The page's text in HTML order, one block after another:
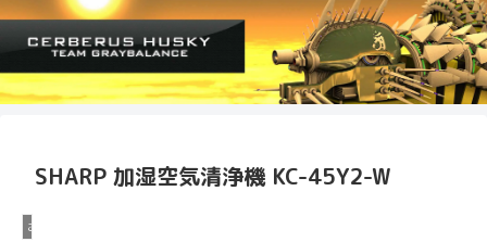
SHARP 加湿空気清浄機 KC-45Y2-W
お買い物